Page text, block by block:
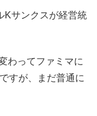
Kサンクスが経営統
わってファミマに
すが、まだ普通に